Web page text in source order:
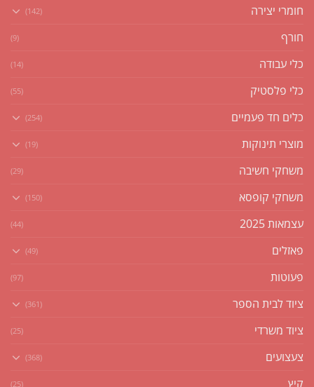
חומרי יצירה (142)
חורף (9)
כלי עבודה (14)
כלי פלסטיק (55)
כלים חד פעמיים (254)
מוצרי תינוקות (19)
משחקי חשיבה (29)
משחקי קופסא (150)
עצמאות 2025 (44)
פאזלים (49)
פעוטות (97)
ציוד לבית הספר (361)
ציוד משרדי (25)
צעצועים (368)
קיץ (25)